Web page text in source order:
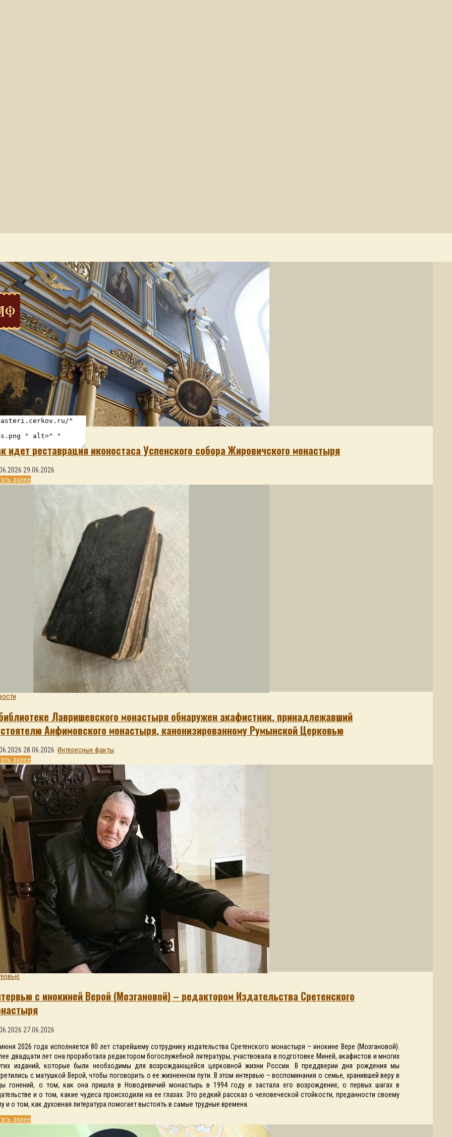
идет реставрация иконостаса Успенского собора Жировичского монастыря
29.06.2026
далее
Лавришевского монастыря обнаружен акафистник, принадлежавший
Анфимовского монастыря, канонизированному Румынской Церковью
28.06.2026 Интересные факты
далее
с инокиней Верой (Мозгановой) – редактором Издательства Сретенского
27.06.2026
2026 года исполняется 80 лет старейшему сотруднику издательства Сретенского монастыря – инокине Вере (Мозгановой).
двадцати лет она проработала редактором богослужебной литературы, участвовала в подготовке Миней, акафистов и многих
изданий, которые были необходимы для возрождающейся церковной жизни России. В преддверии дня рождения мы
с матушкой Верой, чтобы поговорить о ее жизненном пути. В этом интервью – воспоминания о семье, хранившей веру в
гонений, о том, как она пришла в Новодевичий монастырь в 1994 году и застала его возрождение, о первых шагах в
и о том, какие чудеса происходили на ее глазах. Это редкий рассказ о человеческой стойкости, преданности своему
и о том, как духовная литература помогает выстоять в самые трудные времена.
далее